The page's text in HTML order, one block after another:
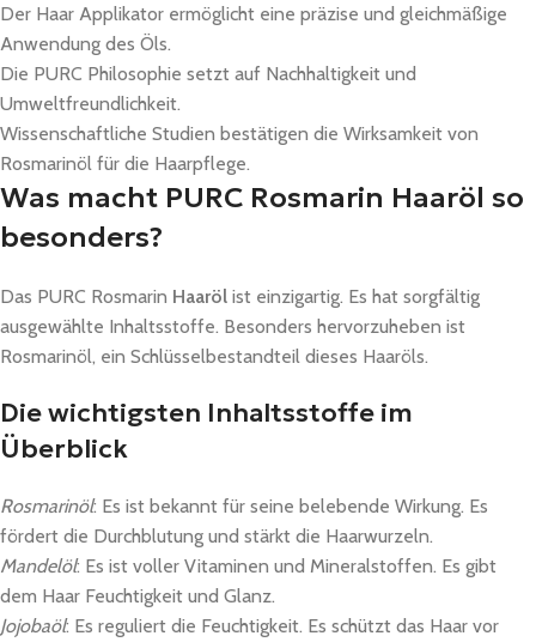
Der Haar Applikator ermöglicht eine präzise und gleichmäßige
Anwendung des Öls.
Die PURC Philosophie setzt auf Nachhaltigkeit und
Umweltfreundlichkeit.
Wissenschaftliche Studien bestätigen die Wirksamkeit von
Rosmarinöl für die Haarpflege.
Was macht PURC Rosmarin Haaröl so
besonders?
Das PURC Rosmarin Haaröl ist einzigartig. Es hat sorgfältig
ausgewählte Inhaltsstoffe. Besonders hervorzuheben ist
Rosmarinöl, ein Schlüsselbestandteil dieses Haaröls.
Die wichtigsten Inhaltsstoffe im
Überblick
Rosmarinöl: Es ist bekannt für seine belebende Wirkung. Es
fördert die Durchblutung und stärkt die Haarwurzeln.
Mandelöl: Es ist voller Vitaminen und Mineralstoffen. Es gibt
dem Haar Feuchtigkeit und Glanz.
Jojobaöl: Es reguliert die Feuchtigkeit. Es schützt das Haar vor